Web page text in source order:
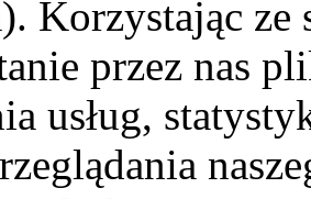
Korzystając
przez nas
usług,